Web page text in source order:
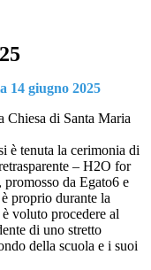
14 giugno 2025
Chiesa di Santa Maria
è tenuta la cerimonia di
– H2O for
da Egato6 e
proprio durante la
voluto procedere al
di uno stretto
della scuola e i suoi